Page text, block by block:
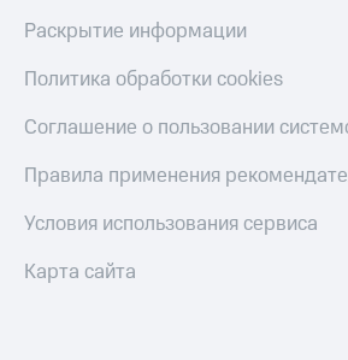
Раскрытие информации
Политика обработки cookies
Соглашение о пользовании
Правила применения
Условия использования сервиса
Карта сайта